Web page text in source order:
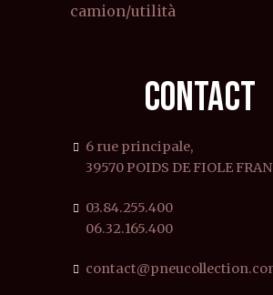
camion/utilità
CONTACT
6 rue principale,
39570 POIDS DE FIOLE
03.84.255.400
06.32.165.400